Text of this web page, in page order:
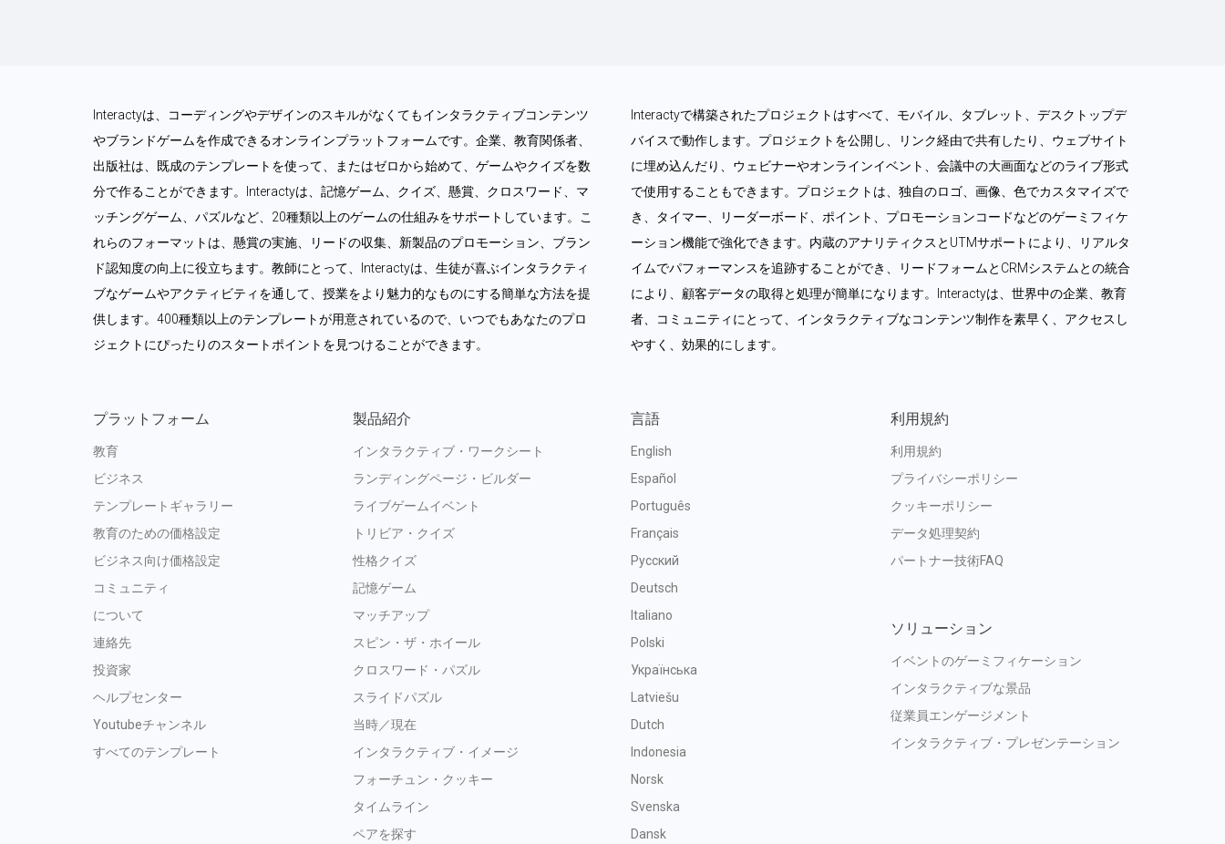
Interactyは、コーディングやデザインのスキルがなくてもインタラクティブコンテンツ
やブランドゲームを作成できるオンラインプラットフォームです。企業、教育関係者、
出版社は、既成のテンプレートを使って、またはゼロから始めて、ゲームやクイズを数
分で作ることができます。Interactyは、記憶ゲーム、クイズ、懸賞、クロスワード、マ
ッチングゲーム、パズルなど、20種類以上のゲームの仕組みをサポートしています。こ
れらのフォーマットは、懸賞の実施、リードの収集、新製品のプロモーション、ブラン
ド認知度の向上に役立ちます。教師にとって、Interactyは、生徒が喜ぶインタラクティ
ブなゲームやアクティビティを通して、授業をより魅力的なものにする簡単な方法を提
供します。400種類以上のテンプレートが用意されているので、いつでもあなたのプロ
ジェクトにぴったりのスタートポイントを見つけることができます。
Interactyで構築されたプロジェクトはすべて、モバイル、タブレット、デスクトップデ
バイスで動作します。プロジェクトを公開し、リンク経由で共有したり、ウェブサイト
に埋め込んだり、ウェビナーやオンラインイベント、会議中の大画面などのライブ形式
で使用することもできます。プロジェクトは、独自のロゴ、画像、色でカスタマイズで
き、タイマー、リーダーボード、ポイント、プロモーションコードなどのゲーミフィケ
ーション機能で強化できます。内蔵のアナリティクスとUTMサポートにより、リアルタ
イムでパフォーマンスを追跡することができ、リードフォームとCRMシステムとの統合
により、顧客データの取得と処理が簡単になります。Interactyは、世界中の企業、教育
者、コミュニティにとって、インタラクティブなコンテンツ制作を素早く、アクセスし
やすく、効果的にします。
プラットフォーム
教育
ビジネス
テンプレートギャラリー
教育のための価格設定
ビジネス向け価格設定
コミュニティ
について
連絡先
投資家
ヘルプセンター
Youtubeチャンネル
すべてのテンプレート
製品紹介
インタラクティブ・ワークシート
ランディングページ・ビルダー
ライブゲームイベント
トリビア・クイズ
性格クイズ
記憶ゲーム
マッチアップ
スピン・ザ・ホイール
クロスワード・パズル
スライドパズル
当時／現在
インタラクティブ・イメージ
フォーチュン・クッキー
タイムライン
ペアを探す
言語
English
Español
Português
Français
Русский
Deutsch
Italiano
Polski
Українська
Latviešu
Dutch
Indonesia
Norsk
Svenska
Dansk
利用規約
利用規約
プライバシーポリシー
クッキーポリシー
データ処理契約
パートナー技術FAQ
ソリューション
イベントのゲーミフィケーション
インタラクティブな景品
従業員エンゲージメント
インタラクティブ・プレゼンテーション